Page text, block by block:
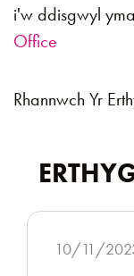
i'w ddisgwyl
Office
Rhannwch Yr
10/11/